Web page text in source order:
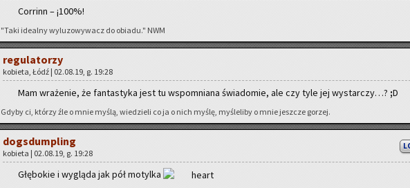
Cor­rinn – ¡100%!
"Taki ide­al­ny wy­lu­zo­wy­wacz do obia­du." NWM
re­gu­la­to­rzy
ko­bie­ta, Łódź | 02.08.19, g. 19:28
Mam wra­że­nie, że fan­ta­sty­ka jest tu wspo­mnia­na świa­do­mie, ale czy tyle jej wy­star­czy…? ;D
Gdyby ci, któ­rzy źle o mnie myślą, wie­dzie­li co ja o nich myślę, my­śle­li­by o mnie jesz­cze go­rzej.
do­gs­dum­pling
ko­bie­ta | 02.08.19, g. 19:28
Głę­bo­kie i wy­glą­da jak pół mo­tyl­ka